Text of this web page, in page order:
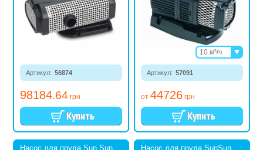
Артикул: 56874
98184.64 грн
Артикул: 57091
от 44726 грн
10 м³/ч
15 м³/ч
Насос для пруда Sun Sun
Насос для пруда SunSun